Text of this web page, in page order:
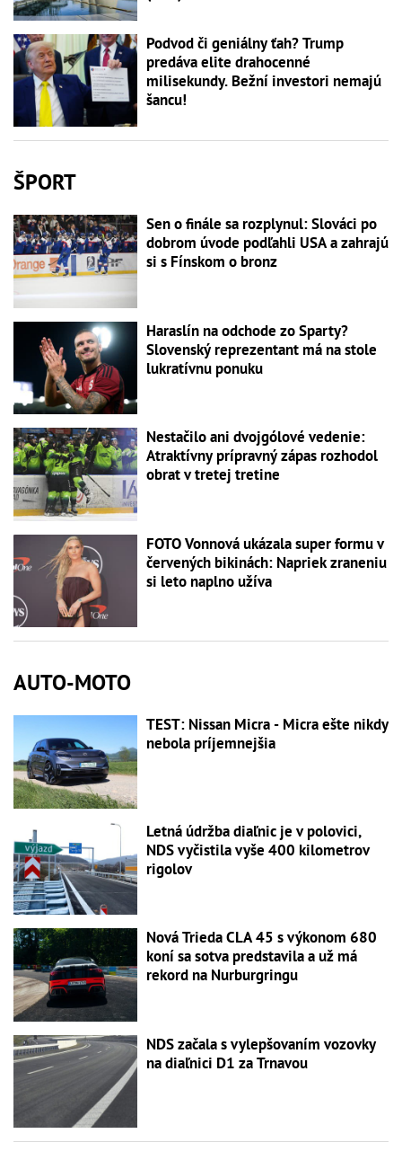
Podvod či geniálny ťah? Trump
predáva elite drahocenné
milisekundy. Bežní investori nemajú
šancu!
ŠPORT
Sen o finále sa rozplynul: Slováci po
dobrom úvode podľahli USA a zahrajú
si s Fínskom o bronz
Haraslín na odchode zo Sparty?
Slovenský reprezentant má na stole
lukratívnu ponuku
Nestačilo ani dvojgólové vedenie:
Atraktívny prípravný zápas rozhodol
obrat v tretej tretine
FOTO Vonnová ukázala super formu v
červených bikinách: Napriek zraneniu
si leto naplno užíva
AUTO-MOTO
TEST: Nissan Micra - Micra ešte nikdy
nebola príjemnejšia
Letná údržba diaľnic je v polovici,
NDS vyčistila vyše 400 kilometrov
rigolov
Nová Trieda CLA 45 s výkonom 680
koní sa sotva predstavila a už má
rekord na Nurburgringu
NDS začala s vylepšovaním vozovky
na diaľnici D1 za Trnavou